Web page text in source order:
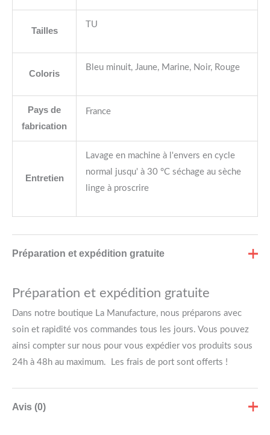
Tailles
TU
Coloris
Bleu minuit, Jaune, Marine, Noir, Rouge
Pays de
fabrication
France
Entretien
Lavage en machine à l'envers en cycle
normal jusqu' à 30 °C séchage au sèche
linge à proscrire
Préparation et expédition gratuite
Préparation et expédition gratuite
Dans notre boutique La Manufacture, nous préparons avec
soin et rapidité vos commandes tous les jours. Vous pouvez
ainsi compter sur nous pour vous expédier vos produits sous
24h à 48h au maximum. Les frais de port sont offerts !
Avis (0)